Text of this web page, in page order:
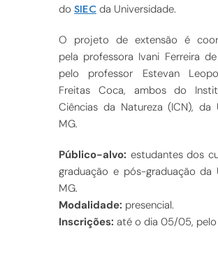
do SIEC da Universidade.
O projeto de extensão é
pela professora Ivani Ferreira
pelo professor Estevan
Freitas Coca, ambos do
Ciências da Natureza (ICN), da
MG.
Público-alvo: estudantes dos
graduação e pós-graduação da
MG.
Modalidade: presencial.
Inscrições: até o dia 05/05, pelo